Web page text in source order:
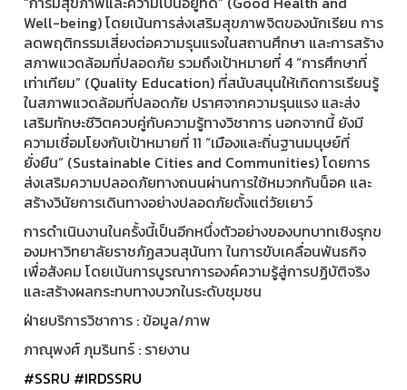
Well-being) โดยเน้นการส่งเสริมสุขภาพจิตของนักเรียน การ
ลดพฤติกรรมเสี่ยงต่อความรุนแรงในสถานศึกษา และการสร้าง
สภาพแวดล้อมที่ปลอดภัย รวมถึงเป้าหมายที่ 4 “การศึกษาที่
เท่าเทียม” (Quality Education) ที่สนับสนุนให้เกิดการเรียนรู้
ในสภาพแวดล้อมที่ปลอดภัย ปราศจากความรุนแรง และส่ง
เสริมทักษะชีวิตควบคู่กับความรู้ทางวิชาการ นอกจากนี้ ยังมี
ความเชื่อมโยงกับเป้าหมายที่ 11 “เมืองและถิ่นฐานมนุษย์ที่
ยั่งยืน” (Sustainable Cities and Communities) โดยการ
ส่งเสริมความปลอดภัยทางถนนผ่านการใช้หมวกกันน็อค และ
สร้างวินัยการเดินทางอย่างปลอดภัยตั้งแต่วัยเยาว์
การดำเนินงานในครั้งนี้เป็นอีกหนึ่งตัวอย่างของบทบาทเชิงรุกข
องมหาวิทยาลัยราชภัฏสวนสุนันทา ในการขับเคลื่อนพันธกิจ
เพื่อสังคม โดยเน้นการบูรณาการองค์ความรู้สู่การปฏิบัติจริง
และสร้างผลกระทบทางบวกในระดับชุมชน
ฝ่ายบริการวิชาการ : ข้อมูล/ภาพ
ภาณุพงศ์ ภุมรินทร์ : รายงาน
#SSRU #IRDSSRU